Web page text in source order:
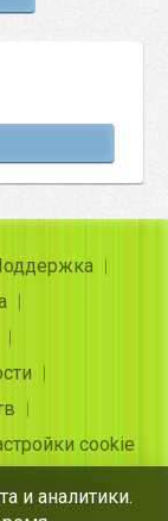
cookie
2026. Все
и аналитики.